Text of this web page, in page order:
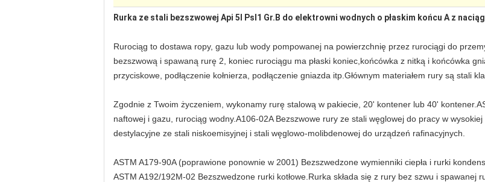
Rurka ze stali bezszwowej Api 5l Psl1 Gr.B do elektrowni wodnych o płaskim końcu A z
Rurociąg to dostawa ropy, gazu lub wody pompowanej na powierzchnię przez rurociągi do
bezszwową i spawaną rurę 2, koniec rurociągu ma płaski koniec,końcówka z nitką i końcówka
przyciskowe, podłączenie kołnierza, podłączenie gniazda itp.Głównym materiałem rury są stali
Zgodnie z Twoim życzeniem, wykonamy rurę stalową w pakiecie, 20' kontener lub 40'
naftowej i gazu, rurociąg wodny.A106-02A Bezszwowe rury ze stali węglowej do pracy w
destylacyjne ze stali niskoemisyjnej i stali węglowo-molibdenowej do urządzeń rafinacyjnych.
ASTM A179-90A (poprawione ponownie w 2001) Bezszwedzone wymienniki ciepła i rurki
ASTM A192/192M-02 Bezszwedzone rurki kotłowe.Rurka składa się z rury bez szwu i spawanej